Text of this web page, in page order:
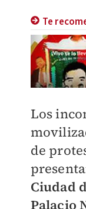
Te
Los
de
Ciudad
Palacio